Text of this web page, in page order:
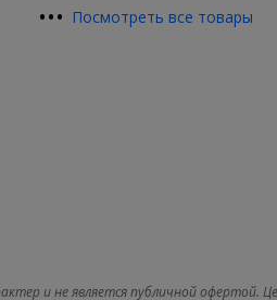
••• Посмотреть все товары
и не является публичной офертой.